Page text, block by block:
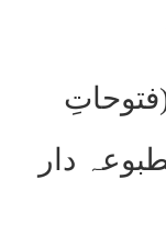
۱ صفحہ ۹ ۔مطبوعہ دار